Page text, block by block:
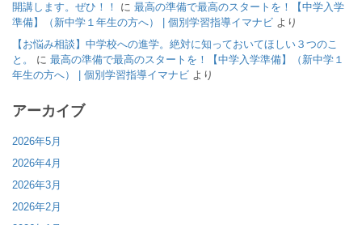
開講します。ぜひ！！
に 最高の準備で最高のスタートを！【中学入学
準備】（新中学１年生の方へ） | 個別学習指導イマナビ より
【お悩み相談】中学校への進学。絶対に知っておいてほしい３つのこ
と。
に 最高の準備で最高のスタートを！【中学入学準備】（新中学１
年生の方へ） | 個別学習指導イマナビ より
アーカイブ
2026年5月
2026年4月
2026年3月
2026年2月